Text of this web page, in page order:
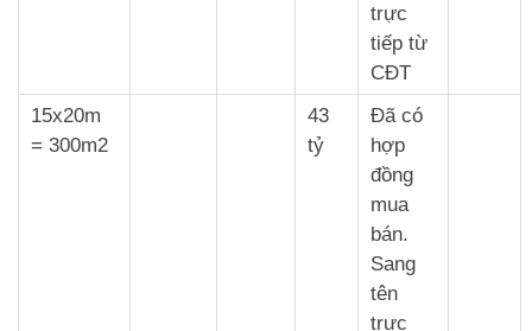
trực
tiếp từ
CĐT
15x20m
= 300m2
43
tỷ
Đã có
hợp
đồng
mua
bán.
Sang
tên
trực